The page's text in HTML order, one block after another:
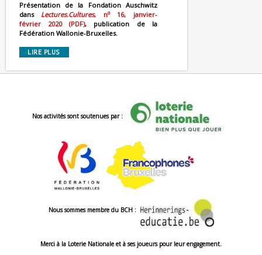
Présentation de la Fondation Auschwitz
dans Lectures.Cultures, no16, janvier-
février 2020 (PDF), publication de la
Fédération Wallonie-Bruxelles.
LIRE PLUS
Nos activités sont soutenues par :
Nous sommes membre du BCH :
Merci à la Loterie Nationale et à ses joueurs pour leur engagement.